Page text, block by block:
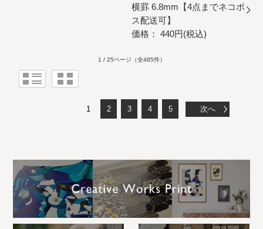
横罫 6.8mm【4点までネコポ
ス配送可】
価格： 440円(税込)
1 / 25ページ （全485件）
1 2 3 4 5 次へ